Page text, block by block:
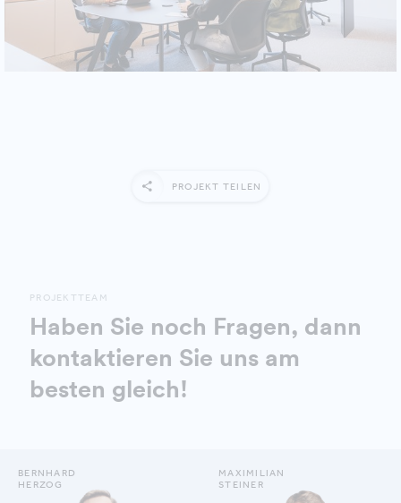
PROJEKT TEILEN
PROJEKTTEAM
Haben Sie noch Fragen, dann
kontaktieren Sie uns am
besten gleich!
BERNHARD
HERZOG
MAXIMILIAN
STEINER